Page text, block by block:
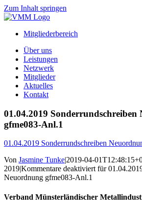
Zum Inhalt springen
Mitgliederbereich
Über uns
Leistungen
Netzwerk
Mitglieder
Aktuelles
Kontakt
01.04.2019 Sonderrundschreiben
gfme083-Anl.1
01.04.2019 Sonderrundschreiben
Von Jasmine Tunke|2019-04-
2019|Kommentare deaktiviertfür
Neuordnung gfme083-Anl.1
Verband Münsterländischer